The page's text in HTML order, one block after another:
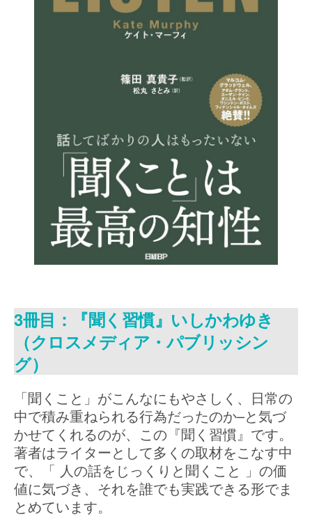
3冊目：『聞く習慣』いしかわゆき
（クロスメディア・パブリッシン
グ）
「聞くこと」がこんなにもやさしく、日常の
中で積み重ねられる行為だったのか–と気づ
かせてくれるのが、この『聞く習慣』です。
著者はライターとして多くの取材をこなす中
で、「 人の話をじっくりと聞くこと 」の価
値に気づき、それを誰でも実践できる形でま
とめています。